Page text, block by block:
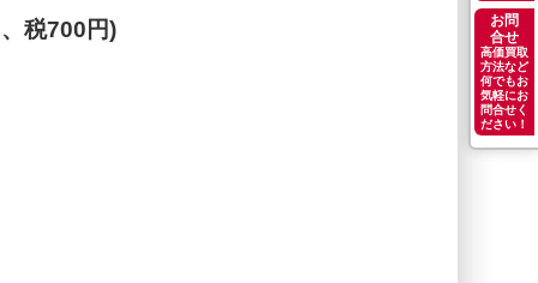
お問
合せ
高価買取
方法など
何でもお
気軽にお
問合せく
ださい！
税700円)